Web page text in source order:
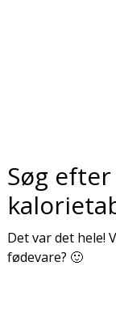
Søg
Det var det hele!
fødevare? 🙂